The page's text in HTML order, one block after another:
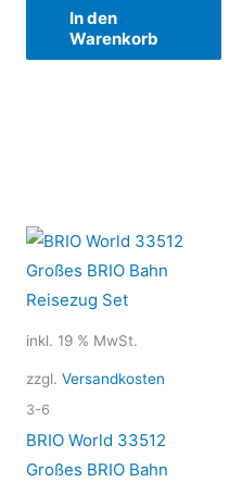
In den
Warenkorb
inkl. 19 % MwSt.
zzgl. Versandkosten
3-6
BRIO World 33512
Großes BRIO Bahn